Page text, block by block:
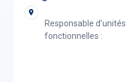
Responsable d’unités
fonctionnelles :